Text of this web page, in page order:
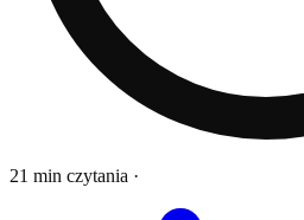
21 min czytania ·